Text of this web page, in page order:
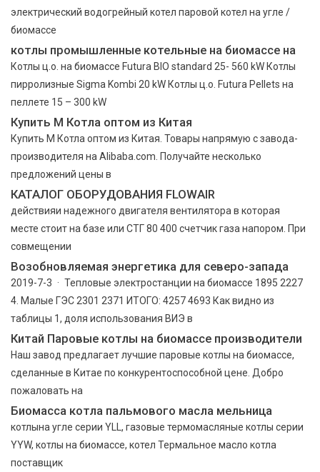
электрический водогрейный котел паровой котел на угле /
биомассе
котлы промышленные котельные на биомассе на
Котлы ц.о. на биомассе Futura BIO standard 25- 560 kW Котлы
пирролизные Sigma Kombi 20 kW Котлы ц.о. Futura Pellets на
пеллете 15 – 300 kW
Купить М Котла оптом из Китая
Купить М Котла оптом из Китая. Товары напрямую с завода-
производителя на Alibaba.com. Получайте несколько
предложений цены в
КАТАЛОГ ОБОРУДОВАНИЯ FLOWAIR
действияи надежного двигателя вентилятора в которая
месте стоит на базе или СТГ 80 400 счетчик газа напором. При
совмещении
Возобновляемая энергетика для северо-запада
2019-7-3 · Тепловые электростанции на биомассе 1895 2227
4. Малые ГЭС 2301 2371 ИТОГО: 4257 4693 Как видно из
таблицы 1, доля использования ВИЭ в
Китай Паровые котлы на биомассе производители
Наш завод предлагает лучшие паровые котлы на биомассе,
сделанные в Китае по конкурентоспособной цене. Добро
пожаловать на
Биомасса котла пальмового масла мельница
котлына угле серии YLL, газовые термомасляные котлы серии
YYW, котлы на биомассе, котел Термальное масло котла
поставщик